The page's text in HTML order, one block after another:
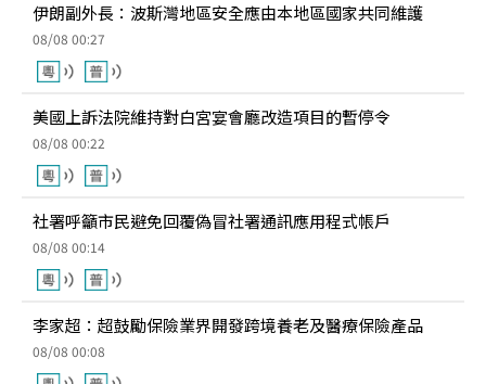
伊朗副外長：波斯灣地區安全應由本地區國家共同維護
08/08 00:27
美國上訴法院維持對白宮宴會廳改造項目的暫停令
08/08 00:22
社署呼籲市民避免回覆偽冒社署通訊應用程式帳戶
08/08 00:14
李家超：超鼓勵保險業界開發跨境養老及醫療保險產品
08/08 00:08